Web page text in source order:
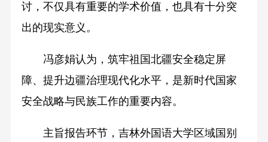
讨，不仅具有重要的学术价值，也具有十分突
出的现实意义。
冯彦娟认为，筑牢祖国北疆安全稳定屏
障、提升边疆治理现代化水平，是新时代国家
安全战略与民族工作的重要内容。
主旨报告环节，吉林外国语大学区域国别